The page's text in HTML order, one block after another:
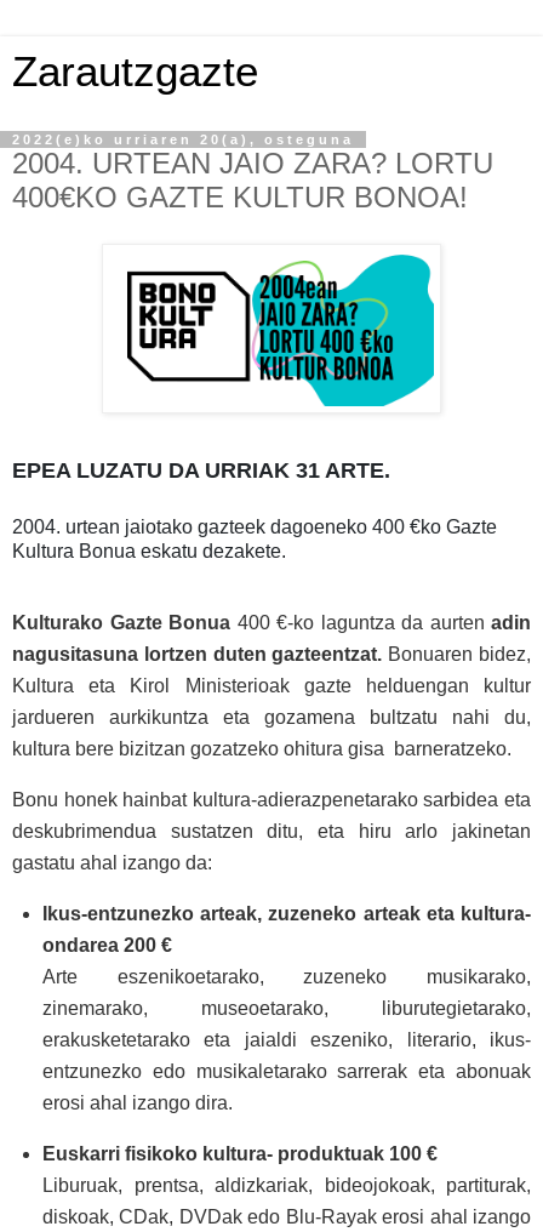
Zarautzgazte
2022(e)ko urriaren 20(a), osteguna
2004. URTEAN JAIO ZARA? LORTU
400€KO GAZTE KULTUR BONOA!
EPEA LUZATU DA URRIAK 31 ARTE.
2004. urtean jaiotako gazteek dagoeneko 400 €ko Gazte
Kultura Bonua eskatu dezakete.
Kulturako Gazte Bonua 400 €-ko laguntza da aurten adin
nagusitasuna lortzen duten gazteentzat. Bonuaren bidez,
Kultura eta Kirol Ministerioak gazte helduengan kultur
jardueren aurkikuntza eta gozamena bultzatu nahi du,
kultura bere bizitzan gozatzeko ohitura gisa barneratzeko.
Bonu honek hainbat kultura-adierazpenetarako sarbidea eta
deskubrimendua sustatzen ditu, eta hiru arlo jakinetan
gastatu ahal izango da:
Ikus-entzunezko arteak, zuzeneko arteak eta kultura-
ondarea 200 €
Arte eszenikoetarako, zuzeneko musikarako,
zinemarako, museoetarako, liburutegietarako,
erakusketetarako eta jaialdi eszeniko, literario, ikus-
entzunezko edo musikaletarako sarrerak eta abonuak
erosi ahal izango dira.
Euskarri fisikoko kultura- produktuak 100 €
Liburuak, prentsa, aldizkariak, bideojokoak, partiturak,
diskoak, CDak, DVDak edo Blu-Rayak erosi ahal izango